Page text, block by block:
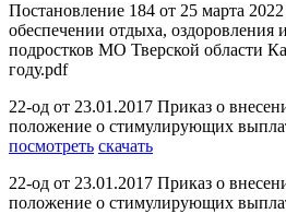
Постановление 184 от 25 марта
обеспечении отдыха, оздоровления
подростков МО Тверской области
году.pdf
22-од от 23.01.2017 Приказ о
положение о стимулирующих
посмотреть скачать
22-од от 23.01.2017 Приказ о
положение о стимулирующих